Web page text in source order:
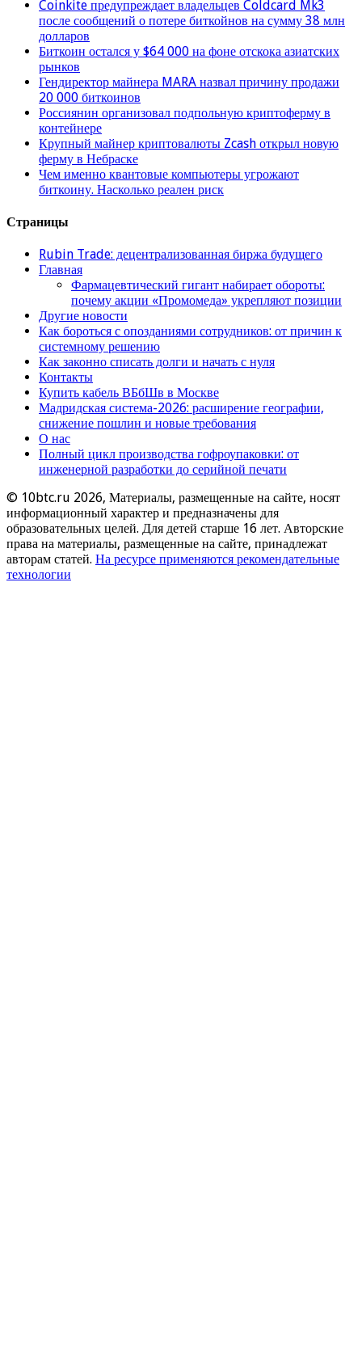
Coinkite предупреждает владельцев Coldcard Mk3
после сообщений о потере биткойнов на сумму 38 млн
долларов
Биткоин остался у $64 000 на фоне отскока азиатских
рынков
Гендиректор майнера MARA назвал причину продажи
20 000 биткоинов
Россиянин организовал подпольную криптоферму в
контейнере
Крупный майнер криптовалюты Zcash открыл новую
ферму в Небраске
Чем именно квантовые компьютеры угрожают
биткоину. Насколько реален риск
Страницы
Rubin Trade: децентрализованная биржа будущего
Главная
Фармацевтический гигант набирает обороты:
почему акции «Промомеда» укрепляют позиции
Другие новости
Как бороться с опозданиями сотрудников: от причин к
системному решению
Как законно списать долги и начать с нуля
Контакты
Купить кабель ВБбШв в Москве
Мадридская система-2026: расширение географии,
снижение пошлин и новые требования
О нас
Полный цикл производства гофроупаковки: от
инженерной разработки до серийной печати
© 10btc.ru 2026, Материалы, размещенные на сайте, носят
информационный характер и предназначены для
образовательных целей. Для детей старше 16 лет. Авторские
права на материалы, размещенные на сайте, принадлежат
авторам статей. На ресурсе применяются рекомендательные
технологии